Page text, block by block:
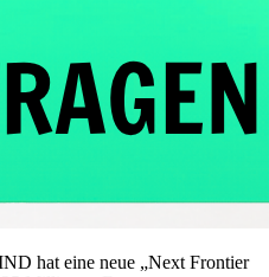
hat eine neue „Next Frontier